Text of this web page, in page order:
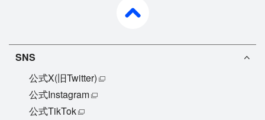
SNS
公式X(旧Twitter)
公式Instagram
公式TikTok